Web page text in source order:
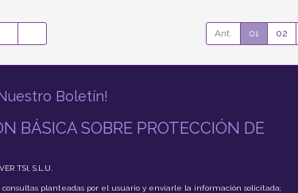
Ant. 01 02
Boletín!
BÁSICA SOBRE PROTECCIÓN DE
TSI, S.L.U.
consultas planteadas por el usuario y enviarle la información solicitada;